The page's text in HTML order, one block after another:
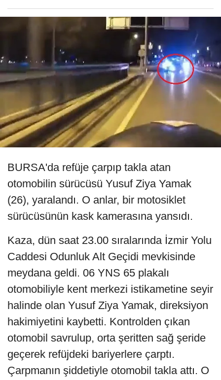
BURSA'da refüje çarpıp takla atan
otomobilin sürücüsü Yusuf Ziya Yamak
(26), yaralandı. O anlar, bir motosiklet
sürücüsünün kask kamerasına yansıdı.
Kaza, dün saat 23.00 sıralarında İzmir Yolu
Caddesi Odunluk Alt Geçidi mevkisinde
meydana geldi. 06 YNS 65 plakalı
otomobiliyle kent merkezi istikametine seyir
halinde olan Yusuf Ziya Yamak, direksiyon
hakimiyetini kaybetti. Kontrolden çıkan
otomobil savrulup, orta şeritten sağ şeride
geçerek refüjdeki bariyerlere çarptı.
Çarpmanın şiddetiyle otomobil takla attı. O